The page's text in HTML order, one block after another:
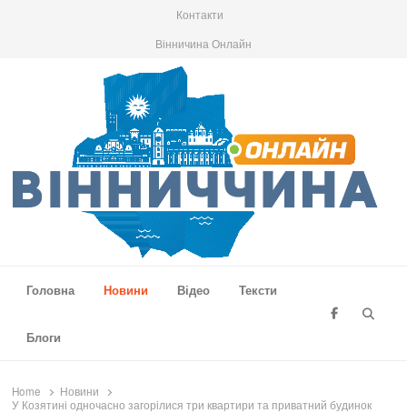
Контакти
Вінничина Онлайн
Головна
Новини Відео Тексти
Блоги
Home
Новини
У Козятині одночасно загорілися три квартири та приватний будинок